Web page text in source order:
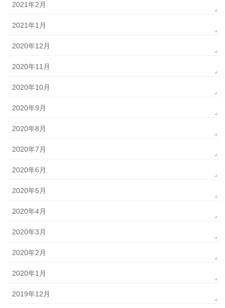
2021年2月
2021年1月
2020年12月
2020年11月
2020年10月
2020年9月
2020年8月
2020年7月
2020年6月
2020年5月
2020年4月
2020年3月
2020年2月
2020年1月
2019年12月